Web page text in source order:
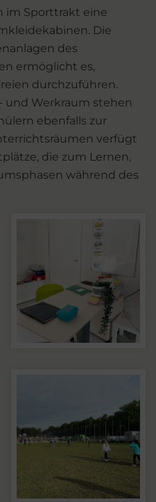
im Sporttrakt eine
Die
des
ermöglicht es,
durchzuführen.
und Werkraum stehen
ebenfalls zur
verfügt
die zum Lernen,
während des